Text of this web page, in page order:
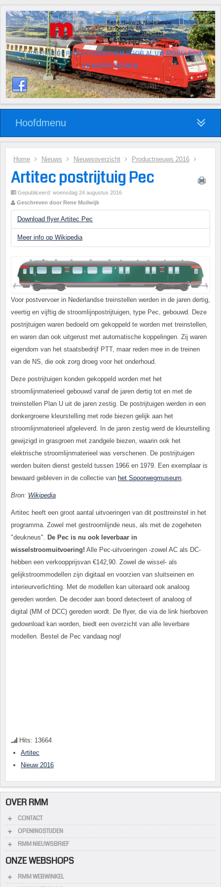
HÉT ADRES IN DE REGIO GORINCHEM VOOR AL UW MODELBOUW
EN MODELTREINEN
Hoofdmenu
Home Nieuws Nieuwsoverzicht Productnieuws 2016
Artitec postrijtuig Pec
Gepubliceerd: woensdag 24 augustus 2016
Geschreven door Rene Muilwijk
Download flyer Artitec Pec
Meer info op Wikipedia
Voor postvervoer in Nederlandse treinstellen werden in de jaren dertig,
veertig en vijftig de stroomlijnpostrijtuigen, type Pec, gebouwd. Deze
postrijtuigen waren bedoeld om gekoppeld te worden met treinstellen,
en waren dan ook uitgerust met automatische koppelingen. Zij waren
eigendom van het staatsbedrijf PTT, maar reden mee in de treinen
van de NS, die ook zorg droeg voor het onderhoud.
Deze postrijtuigen konden gekoppeld worden met het
stroomlijnmaterieel gebouwd vanaf de jaren dertig tot en met de
treinstellen Plan U uit de jaren zestig. De postrijtuigen werden in een
donkergroene kleurstelling met rode biezen gelijk aan het
stroomlijnmaterieel afgeleverd. In de jaren zestig werd de kleurstelling
gewijzigd in grasgroen met zandgele biezen, waarin ook het
elektrische stroomlijnmaterieel was verschenen. De postrijtuigen
werden buiten dienst gesteld tussen 1966 en 1979. Een exemplaar is
bewaard gebleven in de collectie van het Spoorwegmuseum.
Bron: Wikipedia
Artitec heeft een groot aantal uitvoeringen van dit posttreinstel in het
programma. Zowel met gestroomlijnde neus, als met de zogeheten
"deukneus". De Pec is nu ook leverbaar in
wisselstroomuitvoering! Alle Pec-uitvoeringen -zowel AC als DC-
hebben een verkoopprijsvan €142,90. Zowel de wissel- als
gelijkstroommodellen zijn digitaal en voorzien van sluitseinen en
interieurverlichting. Met de modellen kan uiteraard ook analoog
gereden worden. De decoder aan boord detecteert of analoog of
digital (MM of DCC) gereden wordt. De flyer, die via de link hierboven
gedownload kan worden, biedt een overzicht van alle leverbare
modellen. Bestel de Pec vandaag nog!
Hits: 13664
Artitec
Nieuw 2016
OVER RMM
CONTACT
OPENINGSTIJDEN
RMM NIEUWSBRIEF
ONZE WEBSHOPS
RMM WEBWINKEL